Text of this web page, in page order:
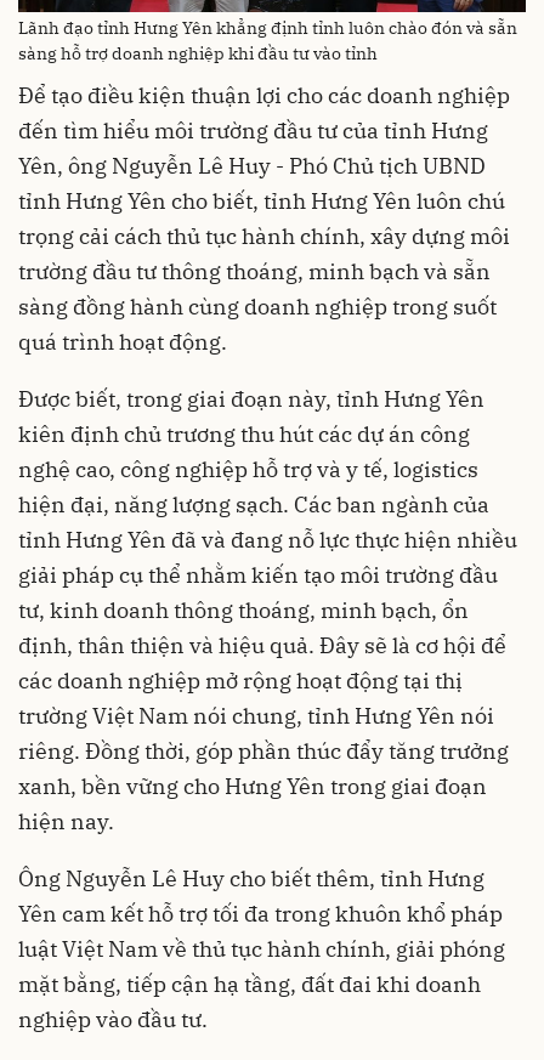
Lãnh đạo tỉnh Hưng Yên khẳng định tỉnh luôn chào đón và sẵn
sàng hỗ trợ doanh nghiệp khi đầu tư vào tỉnh
Để tạo điều kiện thuận lợi cho các doanh nghiệp
đến tìm hiểu môi trường đầu tư của tỉnh Hưng
Yên, ông Nguyễn Lê Huy - Phó Chủ tịch UBND
tỉnh Hưng Yên cho biết, tỉnh Hưng Yên luôn chú
trọng cải cách thủ tục hành chính, xây dựng môi
trường đầu tư thông thoáng, minh bạch và sẵn
sàng đồng hành cùng doanh nghiệp trong suốt
quá trình hoạt động.
Được biết, trong giai đoạn này, tỉnh Hưng Yên
kiên định chủ trương thu hút các dự án công
nghệ cao, công nghiệp hỗ trợ và y tế, logistics
hiện đại, năng lượng sạch. Các ban ngành của
tỉnh Hưng Yên đã và đang nỗ lực thực hiện nhiều
giải pháp cụ thể nhằm kiến tạo môi trường đầu
tư, kinh doanh thông thoáng, minh bạch, ổn
định, thân thiện và hiệu quả. Đây sẽ là cơ hội để
các doanh nghiệp mở rộng hoạt động tại thị
trường Việt Nam nói chung, tỉnh Hưng Yên nói
riêng. Đồng thời, góp phần thúc đẩy tăng trưởng
xanh, bền vững cho Hưng Yên trong giai đoạn
hiện nay.
Ông Nguyễn Lê Huy cho biết thêm, tỉnh Hưng
Yên cam kết hỗ trợ tối đa trong khuôn khổ pháp
luật Việt Nam về thủ tục hành chính, giải phóng
mặt bằng, tiếp cận hạ tầng, đất đai khi doanh
nghiệp vào đầu tư.